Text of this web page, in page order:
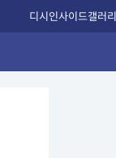
디시인사이드갤러리